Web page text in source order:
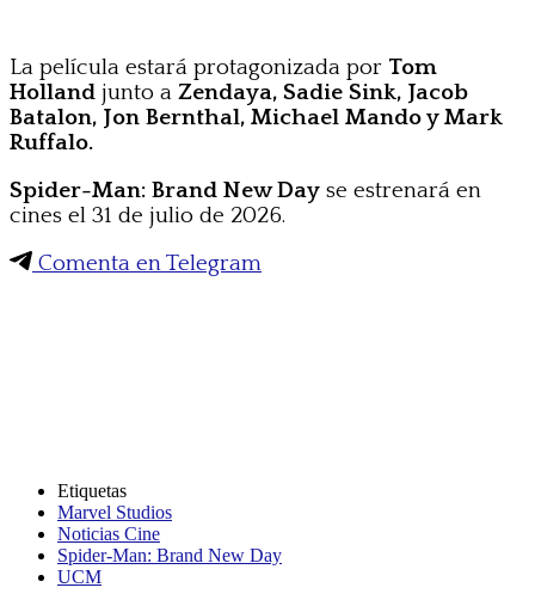
La película estará protagonizada por Tom
Holland junto a Zendaya, Sadie Sink, Jacob
Batalon, Jon Bernthal, Michael Mando y Mark
Ruffalo.
Spider-Man: Brand New Day se estrenará en
cines el 31 de julio de 2026.
Comenta en Telegram
Etiquetas
Marvel Studios
Noticias Cine
Spider-Man: Brand New Day
UCM